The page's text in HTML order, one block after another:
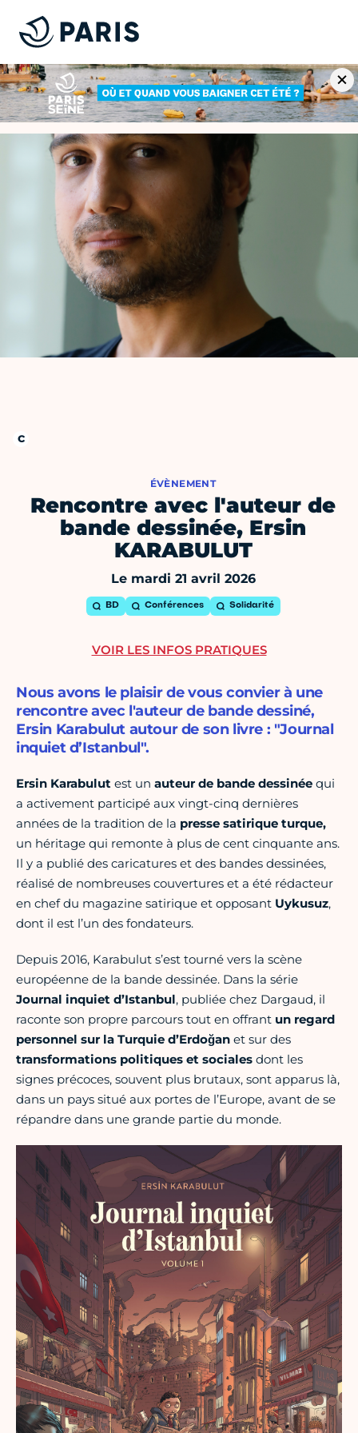
ÉVÈNEMENT
Rencontre avec l'auteur de
bande dessinée, Ersin
KARABULUT
Le mardi 21 avril 2026
BD Conférences Solidarité
Nous avons le plaisir de vous convier à une
rencontre avec l'auteur de bande dessiné,
Ersin Karabulut autour de son livre : "Journal
inquiet d’Istanbul".
Ersin Karabulut est un auteur de bande dessinée qui
a activement participé aux vingt-cinq dernières
années de la tradition de la presse satirique turque,
un héritage qui remonte à plus de cent cinquante ans.
Il y a publié des caricatures et des bandes dessinées,
réalisé de nombreuses couvertures et a été rédacteur
en chef du magazine satirique et opposant Uykusuz,
dont il est l’un des fondateurs.
Depuis 2016, Karabulut s’est tourné vers la scène
européenne de la bande dessinée. Dans la série
Journal inquiet d’Istanbul, publiée chez Dargaud, il
raconte son propre parcours tout en offrant un regard
personnel sur la Turquie d’Erdoğan et sur des
transformations politiques et sociales dont les
signes précoces, souvent plus brutaux, sont apparus là,
dans un pays situé aux portes de l’Europe, avant de se
répandre dans une grande partie du monde.
VOIR LES INFOS PRATIQUES